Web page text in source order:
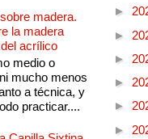
madera.
la madera
acrílico
medio o
mucho menos
a técnica, y
practicar....
►
►
►
►
►
►